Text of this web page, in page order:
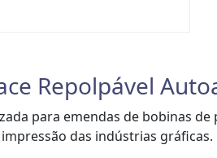
Repolpável
para emendas de bobinas
das indústrias gráficas.